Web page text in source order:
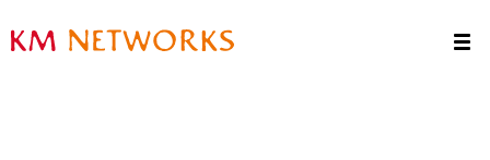
Kontakt